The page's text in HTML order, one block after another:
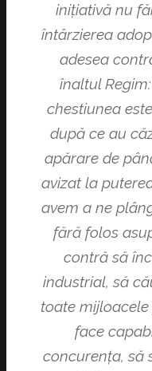
iniţiativă nu
întârzierea
adesea
înaltul
chestiunea
după ce au
apărare de
avizat la
avem a ne
fără folos
contră să
industrial, să
toate
face
concurenţa, să